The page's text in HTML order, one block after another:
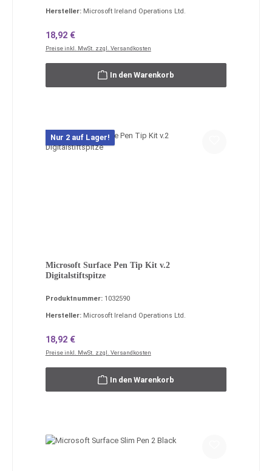
Hersteller: Microsoft Ireland Operations Ltd.
Regulärer Preis:
18,92 €
Preise inkl. MwSt. zzgl. Versandkosten
In den Warenkorb
Nur 2 auf Lager!
Microsoft Surface Pen Tip Kit v.2
Digitalstiftspitze
Produktnummer: 1032590
Hersteller: Microsoft Ireland Operations Ltd.
Regulärer Preis:
18,92 €
Preise inkl. MwSt. zzgl. Versandkosten
In den Warenkorb